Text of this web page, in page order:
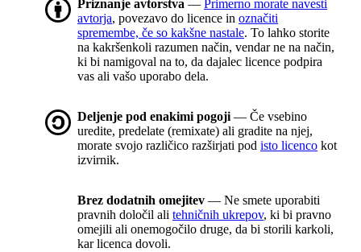
Priznanje avtorstva — Primerno morate navesti
avtorja, povezavo do licence in označiti
spremembe, če so kakšne nastale. To lahko storite
na kakršenkoli razumen način, vendar ne na način,
ki bi namigoval na to, da dajalec licence podpira
vas ali vašo uporabo dela.
Deljenje pod enakimi pogoji — Če vsebino
uredite, predelate (remixate) ali gradite na njej,
morate svojo različico razširjati pod isto licenco kot
izvirnik.
Brez dodatnih omejitev — Ne smete uporabiti
pravnih določil ali tehničnih ukrepov, ki bi pravno
omejili ali onemogočilo druge, da bi storili karkoli,
kar licenca dovoli.